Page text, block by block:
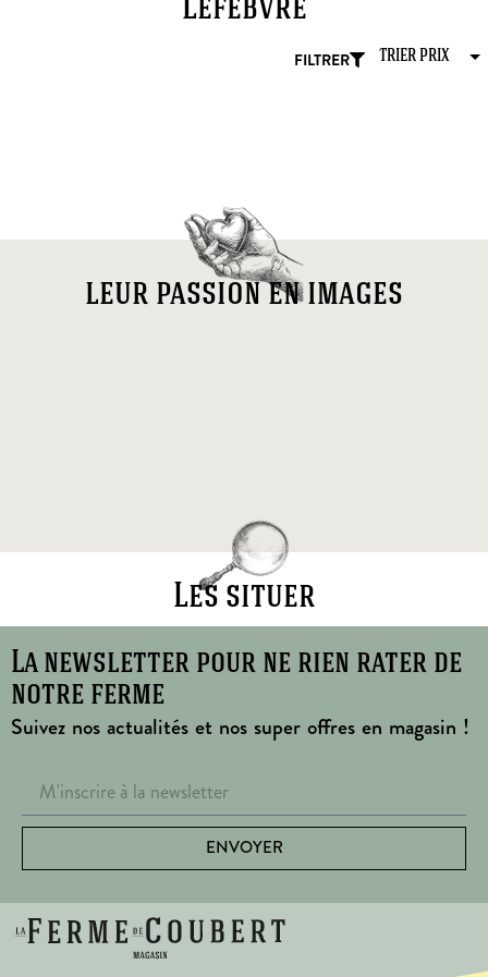
Lefebvre
FILTRER
leur passion en images
Les situer
La newsletter pour ne rien rater de
notre ferme
Suivez nos actualités et nos super offres en magasin !
ENVOYER